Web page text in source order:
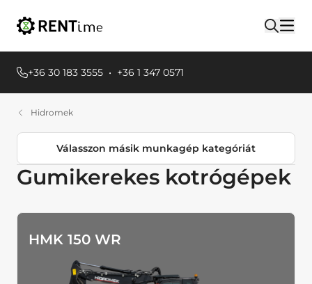
+36 30 183 3555 • +36 1 347 0571
Hidromek
Válasszon másik munkagép kategóriát
Termékkategóriák
Gumikerekes kotrógépek
Lánctalpas kotrógépek
Gumikerekes kotrógépek
HMK 150 WR